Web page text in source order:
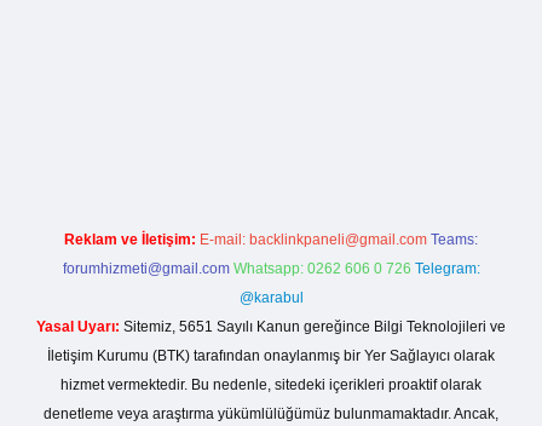
Reklam ve İletişim: E-mail: backlinkpaneli@gmail.com Teams:
forumhizmeti@gmail.com Whatsapp: 0262 606 0 726 Telegram:
@karabul
Yasal Uyarı: Sitemiz, 5651 Sayılı Kanun gereğince Bilgi Teknolojileri ve
İletişim Kurumu (BTK) tarafından onaylanmış bir Yer Sağlayıcı olarak
hizmet vermektedir. Bu nedenle, sitedeki içerikleri proaktif olarak
denetleme veya araştırma yükümlülüğümüz bulunmamaktadır. Ancak,